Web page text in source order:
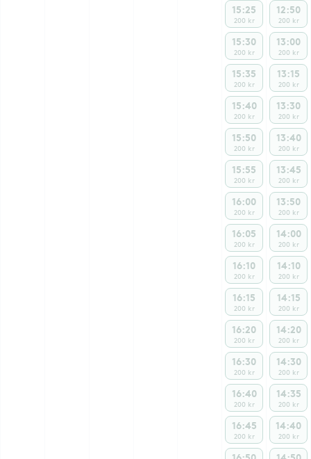
15:25
200 kr
15:30
200 kr
15:35
200 kr
15:40
200 kr
15:50
200 kr
15:55
200 kr
16:00
200 kr
16:05
200 kr
16:10
200 kr
16:15
200 kr
16:20
200 kr
16:30
200 kr
16:40
200 kr
16:45
200 kr
12:50
200 kr
13:00
200 kr
13:15
200 kr
13:30
200 kr
13:40
200 kr
13:45
200 kr
13:50
200 kr
14:00
200 kr
14:10
200 kr
14:15
200 kr
14:20
200 kr
14:30
200 kr
14:35
200 kr
14:40
200 kr